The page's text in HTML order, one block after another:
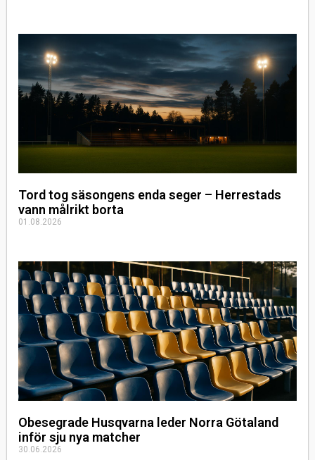
Tord tog säsongens enda seger – Herrestads
vann målrikt borta
01.08.2026
Obesegrade Husqvarna leder Norra Götaland
inför sju nya matcher
30.06.2026